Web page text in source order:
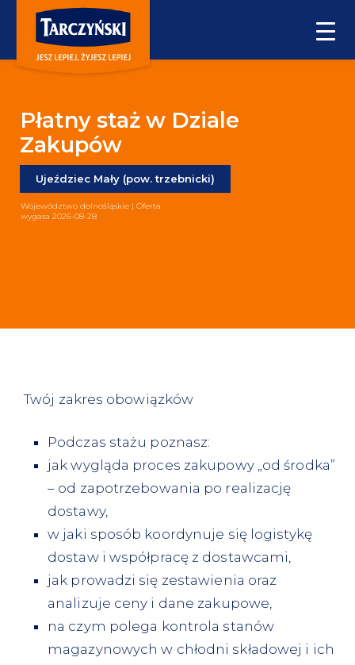
Płatny staż w Dziale
Zakupów
Ujeździec Mały (pow. trzebnicki)
Województwo dolnośląskie | Oferta
wygasa 2026-08-28
Twój zakres obowiązków
Podczas stażu poznasz:
jak wygląda proces zakupowy „od środka”
– od zapotrzebowania po realizację
dostawy,
w jaki sposób koordynuje się logistykę
dostaw i współpracę z dostawcami,
jak prowadzi się zestawienia oraz
analizuje ceny i dane zakupowe,
na czym polega kontrola stanów
magazynowych w chłodni składowej i ich